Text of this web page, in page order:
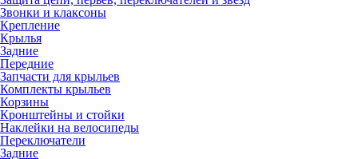
Звонки и клаксоны
Крепление
Крылья
Задние
Передние
Запчасти для крыльев
Комплекты крыльев
Корзины
Кронштейны и стойки
Наклейки на велосипеды
Переключатели
Задние